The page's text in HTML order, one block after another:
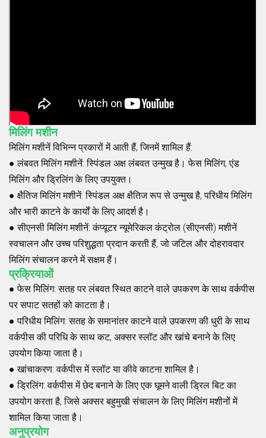
मिलिंग मशीन
मिलिंग मशीनें विभिन्न प्रकारों में आती हैं, जिनमें शामिल हैं:
●लंबवत मिलिंग मशीनें: स्पिंडल अक्ष लंबवत उन्मुख है। फेस मिलिंग, एंड
मिलिंग और ड्रिलिंग के लिए उपयुक्त।
● क्षैतिज मिलिंग मशीनें: स्पिंडल अक्ष क्षैतिज रूप से उन्मुख है, परिधीय मिलिंग
और भारी काटने के कार्यों के लिए आदर्श है।
●सीएनसी मिलिंग मशीनें: कंप्यूटर न्यूमेरिकल कंट्रोल (सीएनसी) मशीनें
स्वचालन और उच्च परिशुद्धता प्रदान करती हैं, जो जटिल और दोहरावदार
मिलिंग संचालन करने में सक्षम हैं।
प्रक्रियाओं
●फेस मिलिंग: सतह पर लंबवत स्थित काटने वाले उपकरण के साथ वर्कपीस
पर सपाट सतहों को काटता है।
●परिधीय मिलिंग: सतह के समानांतर काटने वाले उपकरण की धुरी के साथ
वर्कपीस की परिधि के साथ कट, अक्सर स्लॉट और खांचे बनाने के लिए
उपयोग किया जाता है।
●खांचाकरण: वर्कपीस में स्लॉट या कीवे काटना शामिल है।
●ड्रिलिंग: वर्कपीस में छेद बनाने के लिए एक घूमने वाली ड्रिल बिट का
उपयोग करता है, जिसे अक्सर बहुमुखी संचालन के लिए मिलिंग मशीनों में
शामिल किया जाता है।
अनुप्रयोग